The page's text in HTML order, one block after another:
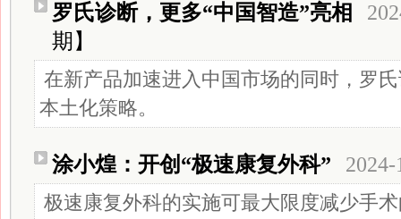
罗氏诊断，更多“中国智造”亮相
期】
在新产品加速进入中国市场的同时，罗
本土化策略。
涂小煌：开创“极速康复外科”
极速康复外科的实施可最大限度减少手